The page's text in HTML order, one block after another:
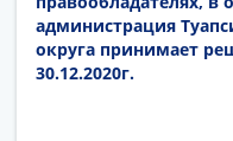
администрация
округа принимает
30.12.2020г.